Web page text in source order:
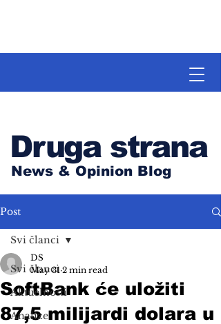
Druga strana
News & Opinion Blog
Post
Svi članci
Aktuelnosti
Analize
Svi članci
SoftBank će uložiti
87,5 milijardi dolara u
DS
May 31 2 min read